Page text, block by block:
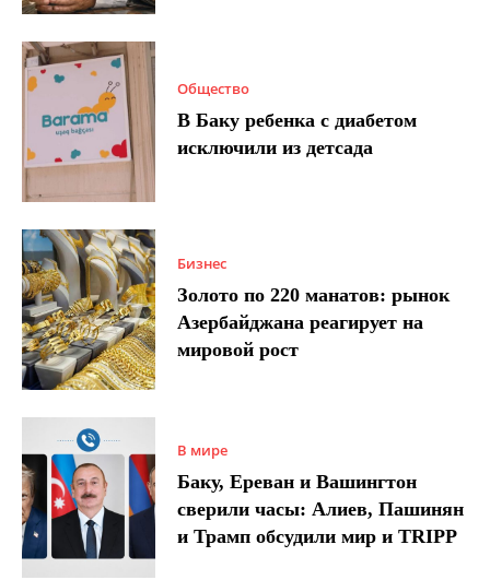
Общество
В Баку ребенка с диабетом
исключили из детсада
Бизнес
Золото по 220 манатов: рынок
Азербайджана реагирует на
мировой рост
В мире
Баку, Ереван и Вашингтон
сверили часы: Алиев, Пашинян
и Трамп обсудили мир и TRIPP